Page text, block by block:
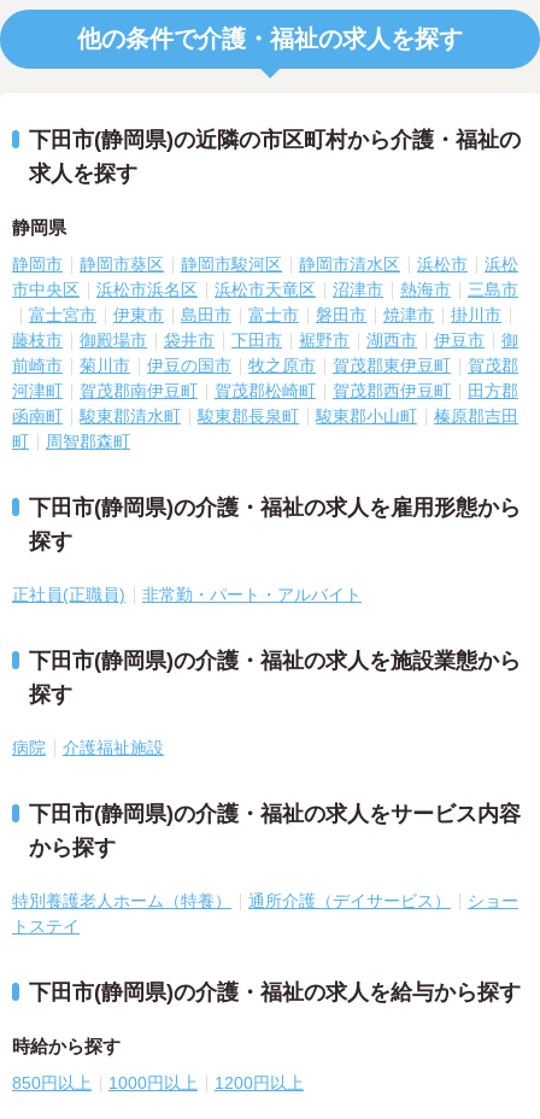
他の条件で介護・福祉の求人を探す
下田市(静岡県)の近隣の市区町村から介護・福祉の
求人を探す
静岡県
静岡市 静岡市葵区 静岡市駿河区 静岡市清水区 浜松市
浜松
市中央区
浜松市浜名区 浜松市天竜区 沼津市 熱海市
三島市
富士宮市
伊東市 島田市 富士市 磐田市 焼津市
掛川市
藤枝市
御殿場市 袋井市 下田市 裾野市 湖西市 伊豆市
御
前崎市
菊川市 伊豆の国市 牧之原市 賀茂郡東伊豆町
賀茂郡
河津町
賀茂郡南伊豆町 賀茂郡松崎町 賀茂郡西伊豆町
田方郡
函南町
駿東郡清水町 駿東郡長泉町 駿東郡小山町
榛原郡吉田
町
周智郡森町
下田市(静岡県)の介護・福祉の求人を雇用形態から
探す
正社員(正職員) 非常勤・パート・アルバイト
下田市(静岡県)の介護・福祉の求人を施設業態から
探す
病院 介護福祉施設
下田市(静岡県)の介護・福祉の求人をサービス内容
から探す
特別養護老人ホーム（特養） 通所介護（デイサービス）
ショー
トステイ
下田市(静岡県)の介護・福祉の求人を給与から探す
時給から探す
850円以上 1000円以上 1200円以上